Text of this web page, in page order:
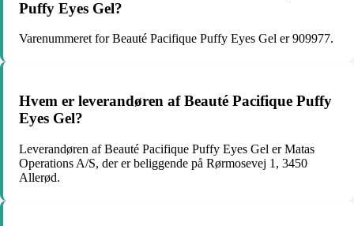
Puffy Eyes Gel?
Varenummeret for Beauté Pacifique Puffy Eyes Gel er 909977.
Hvem er leverandøren af Beauté Pacifique Puffy
Eyes Gel?
Leverandøren af Beauté Pacifique Puffy Eyes Gel er Matas
Operations A/S, der er beliggende på Rørmosevej 1, 3450
Allerød.